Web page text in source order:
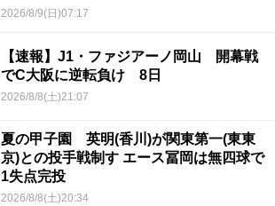
2026/8/9(日)07:17
【速報】J1・ファジアーノ岡山 開幕戦
でC大阪に逆転負け 8日
2026/8/8(土)21:07
夏の甲子園 英明(香川)が関東第一(東東
京)との投手戦制す エース冨岡は無四球で
1失点完投
2026/8/8(土)20:34